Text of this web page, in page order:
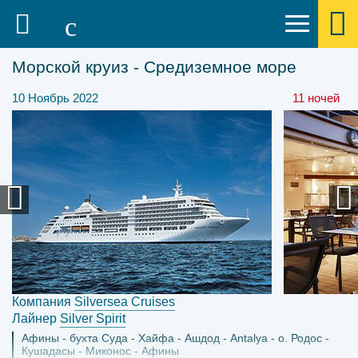
Морской круиз - Средиземное море
10 Ноябрь 2022 11 ночей
Компания Silversea Cruises
Лайнер Silver Spirit
Афины бухта Суда Хайфа Ашдод Antalya
о. Родос
Кушадасы
Миконос Афины